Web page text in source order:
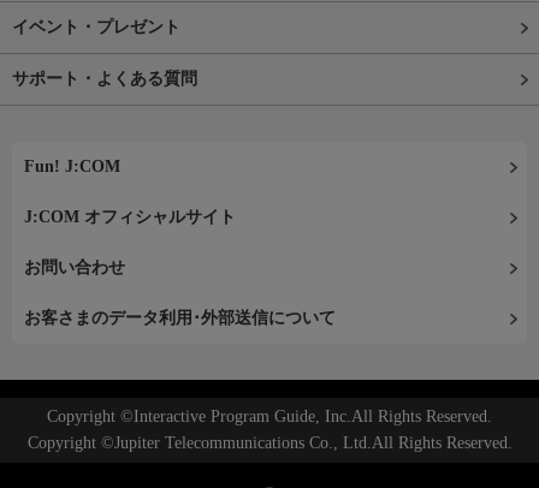
イベント・プレゼント
サポート・よくある質問
Fun! J:COM
J:COM オフィシャルサイト
お問い合わせ
お客さまのデータ利用･外部送信について
Copyright ©Interactive Program Guide, Inc.All Rights Reserved.
Copyright ©Jupiter Telecommunications Co., Ltd.All Rights Reserved.